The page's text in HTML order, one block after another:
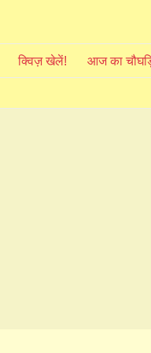
क्विज़ खेलें! आज का